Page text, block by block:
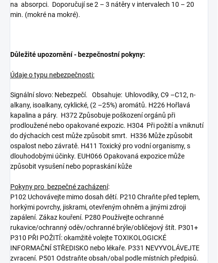
na absorpci. Doporučují se 2 – 3 nátěry v intervalech 10 – 20
min. (mokré na mokré).
Důležité upozornění - bezpečnostní pokyny:
Údaje o typu nebezpečnosti:
Signální slovo: Nebezpečí. Obsahuje: Uhlovodíky, C9 –C12, n-
alkany, isoalkany, cyklické, (2 –25%) aromátů. H226 Hořlavá
kapalina a páry. H372 Způsobuje poškození orgánů při
prodloužené nebo opakované expozic. H304 Při požití a vniknutí
do dýchacích cest může způsobit smrt. H336 Může způsobit
ospalost nebo závratě. H411 Toxický pro vodní organismy, s
dlouhodobými účinky. EUH066 Opakovaná expozice může
způsobit vysušení nebo popraskání kůže
Pokyny pro bezpečné zacházení:
P102 Uchovávejte mimo dosah dětí. P210 Chraňte před teplem,
horkými povrchy, jiskrami, otevřeným ohněm a jinými zdroji
zapálení. Zákaz kouření. P280 Používejte ochranné
rukavice/ochranný oděv/ochranné brýle/obličejový štít. P301+
P310 PŘI POŽITÍ: okamžitě volejte TOXIKOLOGICKÉ
INFORMAČNÍ STŘEDISKO nebo lékaře. P331 NEVYVOLÁVEJTE
zvracení. P501 Odstraňte obsah/obal podle místních předpisů.